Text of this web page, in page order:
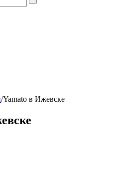
/Yamato в Ижевске